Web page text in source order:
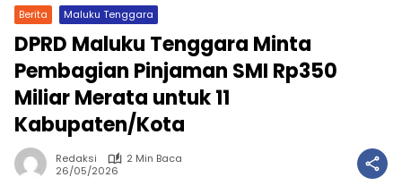
Berita Maluku Tenggara
DPRD Maluku Tenggara Minta
Pembagian Pinjaman SMI Rp350
Miliar Merata untuk 11
Kabupaten/Kota
Redaksi
2 Min Baca
26/05/2026